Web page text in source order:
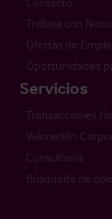
Trabaja con
Ofertas de
Oportunidades
Servicios
Transacciones
Valoración
Consultoría
Búsqueda de